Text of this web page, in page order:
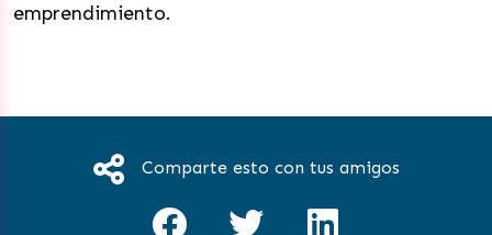
emprendimiento.
Comparte esto con tus amigos